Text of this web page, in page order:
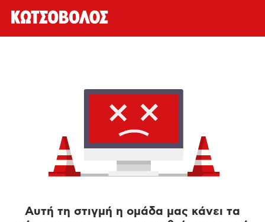
Αυτή τη στιγμή η ομάδα μας κάνει τα